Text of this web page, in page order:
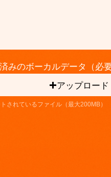
みのボーカルデータ（必
アップロード
されているファイル（最大200MB）